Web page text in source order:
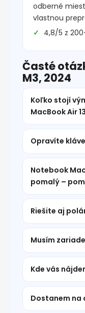
odberné
vlastnou
4,8/5 z
Časté
M3, 2024
Koľko stojí
MacBook Air
Opravíte
Notebook
pomalý –
Riešite aj
Musím
Kde vás
Dostanem na